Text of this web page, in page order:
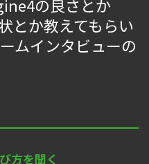
の良さとか
とか教えてもらい
ムインタビューの
方を聞く